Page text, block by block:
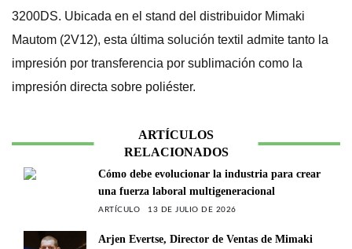
3200DS. Ubicada en el stand del distribuidor Mimaki
Mautom (2V12), esta última solución textil admite tanto la
impresión por transferencia por sublimación como la
impresión directa sobre poliéster.
ARTÍCULOS
RELACIONADOS
Cómo debe evolucionar la industria para crear
una fuerza laboral multigeneracional
ARTÍCULO 13 DE JULIO DE 2026
Arjen Evertse, Director de Ventas de Mimaki